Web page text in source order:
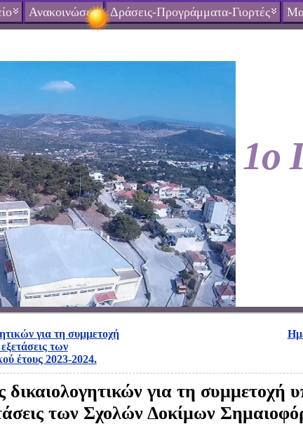
Ανακοινώσεις Δράσεις-Προγράμματα-Γιορτές
1ο
για τη συμμετοχή
των
έτους 2023-2024.
για τη συμμετοχή
των Σχολών Δοκίμων